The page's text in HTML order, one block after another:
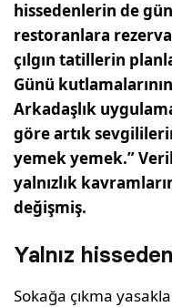
hissedenlerin de
restoranlara
çılgın tatillerin
Günü
Arkadaşlık
göre artık
yemek yemek.”
yalnızlık
değişmiş.
Yalnız
Sokağa çıkma